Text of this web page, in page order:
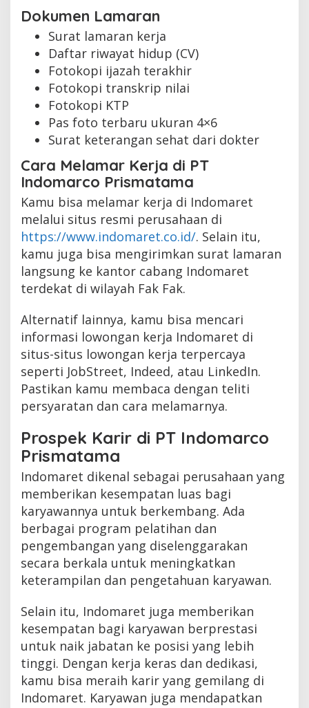
Dokumen Lamaran
Surat lamaran kerja
Daftar riwayat hidup (CV)
Fotokopi ijazah terakhir
Fotokopi transkrip nilai
Fotokopi KTP
Pas foto terbaru ukuran 4×6
Surat keterangan sehat dari dokter
Cara Melamar Kerja di PT
Indomarco Prismatama
Kamu bisa melamar kerja di Indomaret
melalui situs resmi perusahaan di
https://www.indomaret.co.id/. Selain itu,
kamu juga bisa mengirimkan surat lamaran
langsung ke kantor cabang Indomaret
terdekat di wilayah Fak Fak.
Alternatif lainnya, kamu bisa mencari
informasi lowongan kerja Indomaret di
situs-situs lowongan kerja terpercaya
seperti JobStreet, Indeed, atau LinkedIn.
Pastikan kamu membaca dengan teliti
persyaratan dan cara melamarnya.
Prospek Karir di PT Indomarco
Prismatama
Indomaret dikenal sebagai perusahaan yang
memberikan kesempatan luas bagi
karyawannya untuk berkembang. Ada
berbagai program pelatihan dan
pengembangan yang diselenggarakan
secara berkala untuk meningkatkan
keterampilan dan pengetahuan karyawan.
Selain itu, Indomaret juga memberikan
kesempatan bagi karyawan berprestasi
untuk naik jabatan ke posisi yang lebih
tinggi. Dengan kerja keras dan dedikasi,
kamu bisa meraih karir yang gemilang di
Indomaret. Karyawan juga mendapatkan